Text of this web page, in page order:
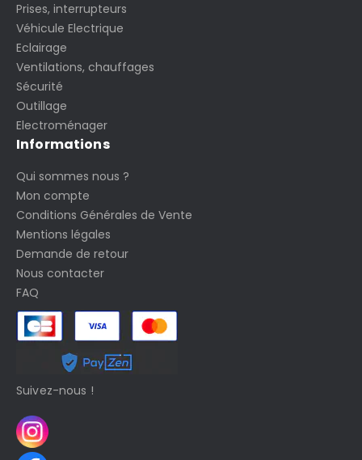
Prises, interrupteurs
Véhicule Electrique
Eclairage
Ventilations, chauffages
Sécurité
Outillage
Electroménager
Informations
Qui sommes nous ?
Mon compte
Conditions Générales de Vente
Mentions légales
Demande de retour
Nous contacter
FAQ
Suivez-nous !